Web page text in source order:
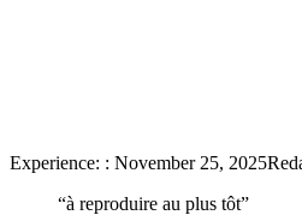
Experience: : November 25, 2025
“à reproduire au plus tôt”